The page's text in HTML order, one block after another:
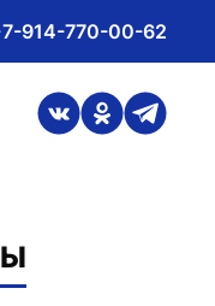
914-770-00-62
ссылка на
ссылка на